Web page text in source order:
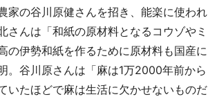
家の谷川原健さんを招き、能楽に使われ
んは「和紙の原材料となるコウゾやミ
の伊勢和紙を作るために原材料も国産に
。谷川原さんは「麻は1万2000年前から
いたほどで麻は生活に欠かせないものだ